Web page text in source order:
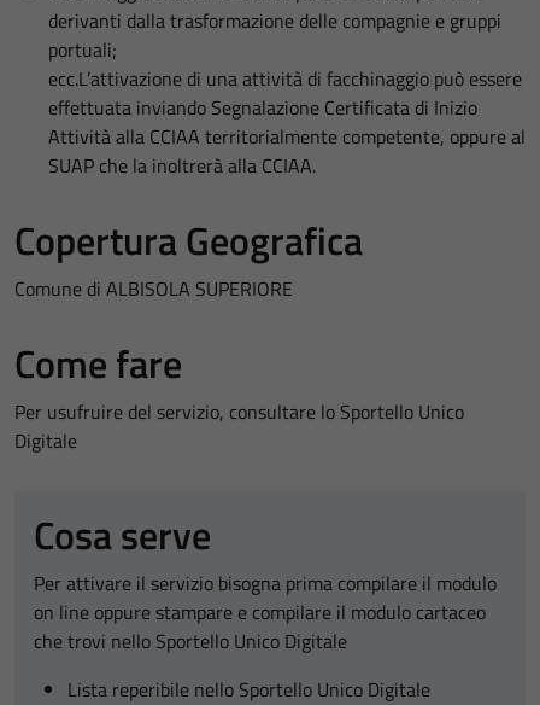
derivanti dalla trasformazione delle compagnie e gruppi
portuali;
ecc.L’attivazione di una attività di facchinaggio può essere
effettuata inviando Segnalazione Certificata di Inizio
Attività alla CCIAA territorialmente competente, oppure al
SUAP che la inoltrerà alla CCIAA.
Copertura Geografica
Comune di ALBISOLA SUPERIORE
Come fare
Per usufruire del servizio, consultare lo Sportello Unico
Digitale
Cosa serve
Per attivare il servizio bisogna prima compilare il modulo
on line oppure stampare e compilare il modulo cartaceo
che trovi nello Sportello Unico Digitale
Lista reperibile nello Sportello Unico Digitale